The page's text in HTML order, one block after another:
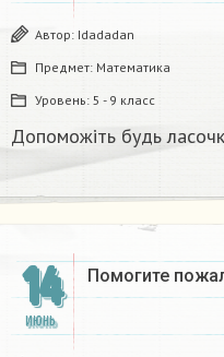
Автор: Idadadan
Предмет: Математика
Уровень: 5 - 9 класс
Допоможіть будь
14
ИЮНЬ
Помогите